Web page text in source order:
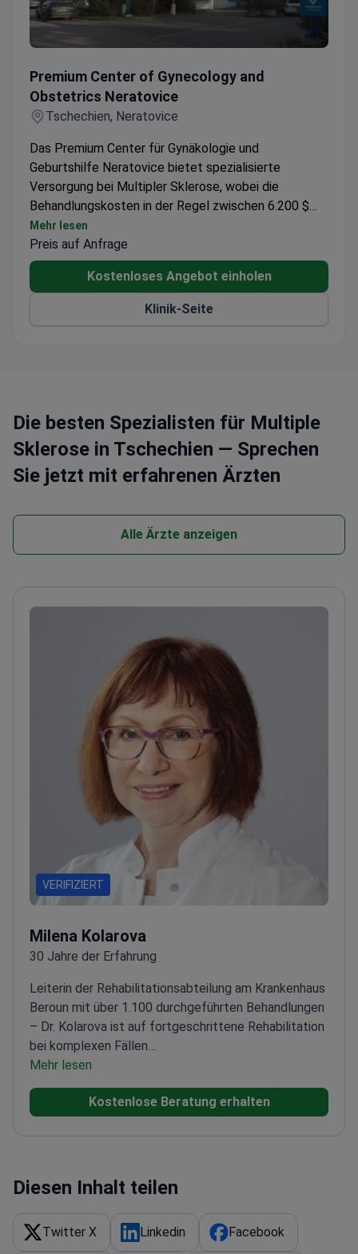
Premium Center of Gynecology and
Obstetrics Neratovice
Tschechien, Neratovice
Das Premium Center für Gynäkologie und
Geburtshilfe Neratovice bietet spezialisierte
Versorgung bei Multipler Sklerose, wobei die
Behandlungskosten in der Regel zwischen 6.200 $
und 10.000 $ liegen. Das Zentrum operiert unter
VAMED Mediterra und gewährleistet europäische
Standards für Sicherheit und Qualität.
Mehr lesen
Preis auf Anfrage
Kostenloses Angebot einholen
Klinik-Seite
Die besten Spezialisten für Multiple
Sklerose in Tschechien — Sprechen
Sie jetzt mit erfahrenen Ärzten
Alle Ärzte anzeigen
VERIFIZIERT
Milena Kolarova
30 Jahre der Erfahrung
Leiterin der Rehabilitationsabteilung am Krankenhaus
Beroun mit über 1.100 durchgeführten Behandlungen
– Dr. Kolarova ist auf fortgeschrittene Rehabilitation
bei komplexen Fällen
spezialisiert.
physikalischer Medizin und
RehabilitationFachzertifikat in Algiatrie – Fokus auf
Rehabilitationstechniken Zuvor in führenden
Universitätsklinikums Motol
Mehr lesen
Kostenlose Beratung erhalten
Diesen Inhalt teilen
Twitter X Linkedin Facebook